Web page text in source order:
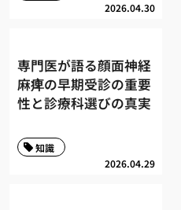
2026.04.30
専門医が語る顔面神経
麻痺の早期受診の重要
性と診療科選びの真実
2026.04.29
知識